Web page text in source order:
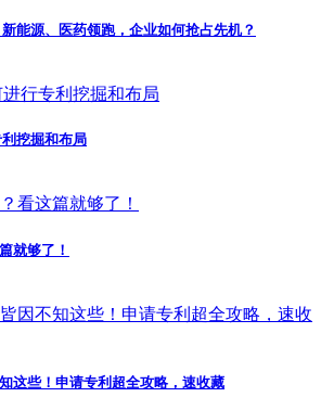
能源、医药领跑，企业如何抢占先机？
挖掘和布局
就够了！
这些！申请专利超全攻略，速收藏